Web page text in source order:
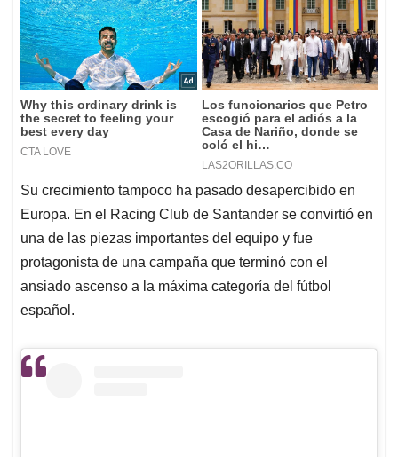
Su crecimiento tampoco ha pasado desapercibido en
Europa. En el Racing Club de Santander se convirtió en
una de las piezas importantes del equipo y fue
protagonista de una campaña que terminó con el
ansiado ascenso a la máxima categoría del fútbol
español.